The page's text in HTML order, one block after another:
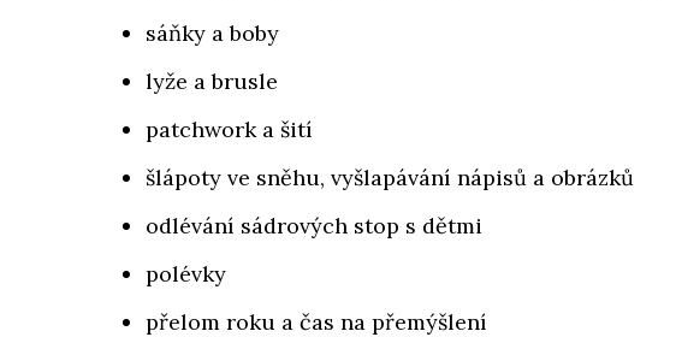
sáňky a boby
lyže a brusle
patchwork a šití
šlápoty ve sněhu, vyšlapávání nápisů a obrázků
odlévání sádrových stop s dětmi
polévky
přelom roku a čas na přemýšlení